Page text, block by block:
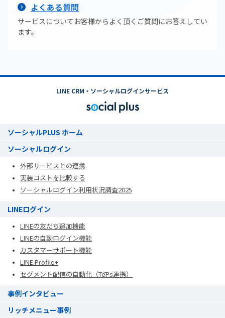
よくある質問
サービスについてお客様からよく頂くご質問にお答えしてい
ます。
LINE CRM・ソーシャルログインサービス
ソーシャルPLUS ホーム
ソーシャルログイン
外部サービスとの連携
実装コストを比較する
ソーシャルログイン利用状況調査2025
LINEログイン
LINEの友だち追加機能
LINEの自動ログイン機能
カスタマーサポート機能
LINE Profile+
セグメント配信の自動化（TēPs連携）
事例インタビュー
リッチメニュー事例